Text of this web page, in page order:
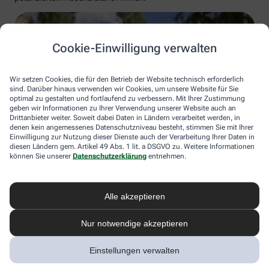
Cookie-Einwilligung verwalten
Wir setzen Cookies, die für den Betrieb der Website technisch erforderlich
sind. Darüber hinaus verwenden wir Cookies, um unsere Website für Sie
optimal zu gestalten und fortlaufend zu verbessern. Mit Ihrer Zustimmung
geben wir Informationen zu Ihrer Verwendung unserer Website auch an
Drittanbieter weiter. Soweit dabei Daten in Ländern verarbeitet werden, in
denen kein angemessenes Datenschutzniveau besteht, stimmen Sie mit Ihrer
Einwilligung zur Nutzung dieser Dienste auch der Verarbeitung Ihrer Daten in
diesen Ländern gem. Artikel 49 Abs. 1 lit. a DSGVO zu. Weitere Informationen
können Sie unserer Datenschutzerklärung entnehmen.
Alle akzeptieren
Nur notwendige akzeptieren
Einstellungen verwalten
Sie sehen: Sonnenbrille, Antihistaminika oder Augentrost sorgen
meist wieder für unbeschwerte Frühlingstage. In hartnäckigen
Fällen rät die Fachwelt zu einer Hyposensibilisierung. Hier wird
der Körper langsam an das Allergen gewöhnt. Im besten Falle
herum so schön grünt und sprießt.